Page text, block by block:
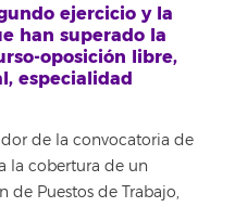
ejercicio y la
han superado la
oposición libre,
especialidad
de la convocatoria de
la cobertura de un
de Puestos de Trabajo,